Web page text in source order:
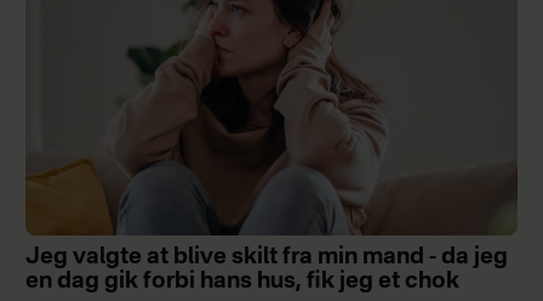
Jeg valgte at blive skilt fra min mand - da jeg
en dag gik forbi hans hus, fik jeg et chok